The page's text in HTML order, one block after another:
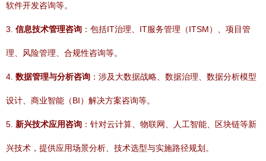
软件开发咨询等。
3. 信息技术管理咨询 ：包括IT治理、IT服务管理（ITSM）、项目管
理、风险管理、合规性咨询等。
4. 数据管理与分析咨询 ：涉及大数据战略、数据治理、数据分析模型
设计、商业智能（BI）解决方案咨询等。
5. 新兴技术应用咨询 ：针对云计算、物联网、人工智能、区块链等新
兴技术，提供应用场景分析、技术选型与实施路径规划。